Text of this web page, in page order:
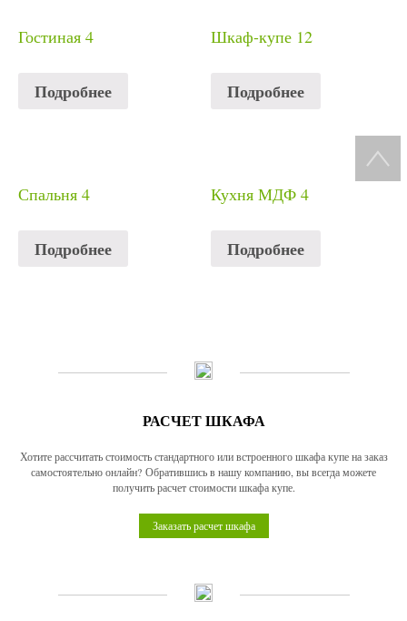
Гостиная 4
Подробнее
Шкаф-купе 12
Подробнее
Спальня 4
Подробнее
Кухня МДФ 4
Подробнее
РАСЧЕТ ШКАФА
Хотите рассчитать стоимость стандартного или встроенного шкафа купе на заказ
самостоятельно онлайн? Обратившись в нашу компанию, вы всегда можете
получить расчет стоимости шкафа купе.
Заказать расчет шкафа